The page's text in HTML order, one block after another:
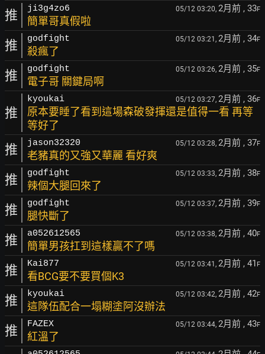
推 ji3g4zo6 05/12 03:20, 2月前 , 33F
簡單哥真假啦
推 godfight 05/12 03:21, 2月前 , 34F
殺瘋了
推 godfight 05/12 03:26, 2月前 , 35F
電子哥 關鍵局啊
推
kyoukai 05/12 03:27, 2月前 , 36F
原本要睡了看到這場森破發揮還是值得一看 再等
等好了
推 jason32320 05/12 03:28, 2月前 , 37F
老豬真的又強又華麗 看好爽
推 godfight 05/12 03:33, 2月前 , 38F
辣個大腿回來了
推 godfight 05/12 03:37, 2月前 , 39F
腿快斷了
推 a052612565 05/12 03:38, 2月前 , 40F
簡單男孩扛到這樣贏不了嗎
推 Kai877 05/12 03:41, 2月前 , 41 F
看BCG要不要買個K3
推 kyoukai 05/12 03:42, 2月前 , 42F
這隊伍配合一塌糊塗阿沒辦法
推 FAZEX 05/12 03:44, 2月前 , 43F
紅溫了